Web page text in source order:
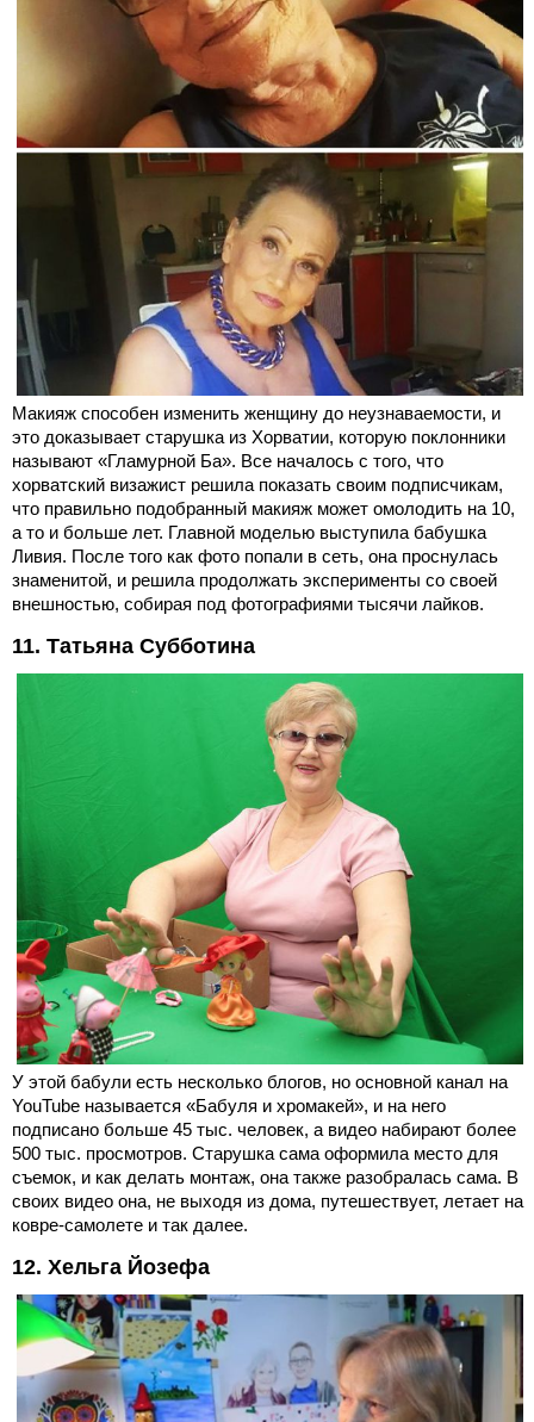
Макияж способен изменить женщину до неузнаваемости, и
это доказывает старушка из Хорватии, которую поклонники
называют «Гламурной Ба». Все началось с того, что
хорватский визажист решила показать своим подписчикам,
что правильно подобранный макияж может омолодить на 10,
а то и больше лет. Главной моделью выступила бабушка
Ливия. После того как фото попали в сеть, она проснулась
знаменитой, и решила продолжать эксперименты со своей
внешностью, собирая под фотографиями тысячи лайков.
11. Татьяна Субботина
У этой бабули есть несколько блогов, но основной канал на
YouTube называется «Бабуля и хромакей», и на него
подписано больше 45 тыс. человек, а видео набирают более
500 тыс. просмотров. Старушка сама оформила место для
съемок, и как делать монтаж, она также разобралась сама. В
своих видео она, не выходя из дома, путешествует, летает на
ковре-самолете и так далее.
12. Хельга Йозефа